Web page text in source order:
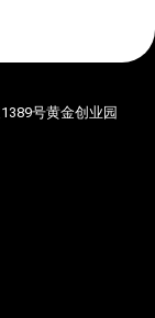
号黄金创业园